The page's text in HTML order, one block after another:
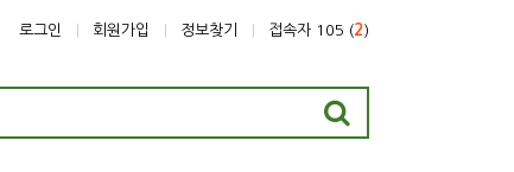
로그인 회원가입 정보찾기 접속자 105 (2)